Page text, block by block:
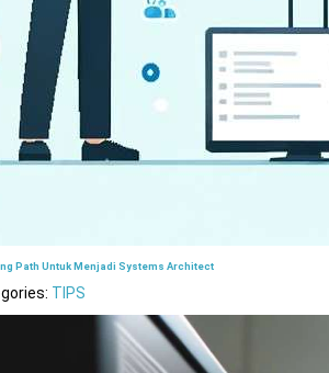
Path Untuk Menjadi Systems Architect
TIPS